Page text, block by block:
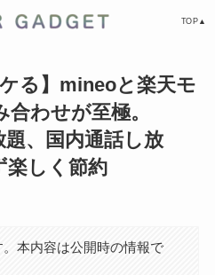
TOP▲
ケる】mineoと楽天モ
わせが至極。
題、国内通話し放
楽しく節約
本内容は公開時の情報で